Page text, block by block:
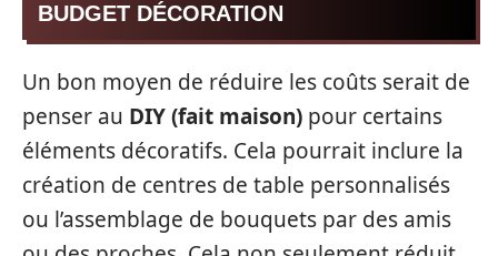
BUDGET DÉCORATION
Un bon moyen de réduire les coûts serait de
penser au DIY (fait maison) pour certains
éléments décoratifs. Cela pourrait inclure la
création de centres de table personnalisés
ou l’assemblage de bouquets par des amis